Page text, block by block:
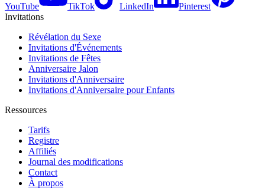
YouTube TikTok LinkedIn
Pinterest
Invitations
Révélation du Sexe
Invitations d'Événements
Invitations de Fêtes
Anniversaire Jalon
Invitations d'Anniversaire
Invitations d'Anniversaire pour Enfants
Ressources
Tarifs
Registre
Affiliés
Journal des modifications
Contact
À propos